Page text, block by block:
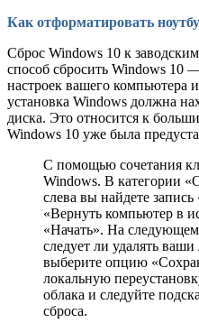
Как отформатировать
Cброс Windows 10 к
способ сбросить Windows 10
настроек вашего компьютера
установка Windows должна
диска. Это относится к
Windows 10 уже была
С помощью сочетания
Windows. В категории
слева вы найдете
«Вернуть компьютер в
«Начать». На
следует ли удалять
выберите опцию
локальную
облака и следуйте
сброса.